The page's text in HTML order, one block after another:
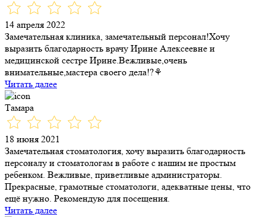
14 апреля 2022
Замечательная клиника, замечательный персонал!Хочу
выразить благодарность врачу Ирине Алексеевне и
медицинской сестре Ирине.Вежливые,очень
внимательные,мастера своего дела!?⚘
Читать далее
Тамара
18 июня 2021
Замечательная стоматология, хочу выразить благодарность
персоналу и стоматологам в работе с нашим не простым
ребенком. Вежливые, приветливые администраторы.
Прекрасные, грамотные стоматологи, адекватные цены, что
ещё нужно. Рекомендую для посещения.
Читать далее